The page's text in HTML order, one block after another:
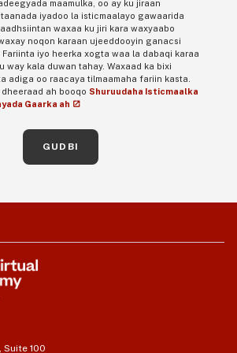
maamulka, oo ay ku jiraan
iyadoo la isticmaalayo gawaarida
waxaa ku jiri kara waxyaabo
noqon karaan ujeeddooyin ganacsi
Fariinta iyo heerka xogta waa la dabaqi karaa
way kala duwan tahay. Waxaad ka bixi
adiga oo raacaya tilmaamaha fariin kasta.
ah booqo Shuruudaha Isticmaalka
Gaarka ah
GUDBI
Suite 100